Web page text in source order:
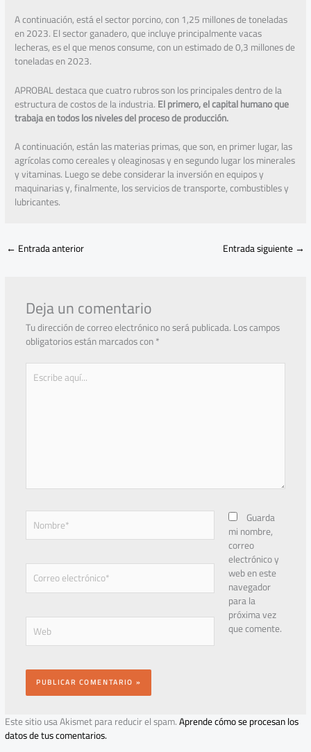
A continuación, está el sector porcino, con 1,25 millones de toneladas
en 2023. El sector ganadero, que incluye principalmente vacas
lecheras, es el que menos consume, con un estimado de 0,3 millones de
toneladas en 2023.
APROBAL destaca que cuatro rubros son los principales dentro de la
estructura de costos de la industria.El primero, el capital humano que
trabaja en todos los niveles del proceso de producción.
A continuación, están las materias primas, que son, en primer lugar, las
agrícolas como cereales y oleaginosas y en segundo lugar los minerales
y vitaminas. Luego se debe considerar la inversión en equipos y
maquinarias y, finalmente, los servicios de transporte, combustibles y
lubricantes.
← Entrada anterior Entrada siguiente→
Deja un comentario
Tu dirección de correo electrónico no será publicada.Los campos
obligatorios están marcados con*
Escribe
aquí...
Nombre*
Correo
electrónico*
Web
Guarda
mi nombre,
correo
electrónico y
web en este
navegador
para la
próxima vez
que comente.
Este sitio usa Akismet para reducir el spam.Aprende cómo se procesan los
datos de tus comentarios.